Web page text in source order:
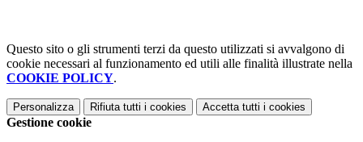
Questo sito o gli strumenti terzi da questo utilizzati si avvalgono di
cookie necessari al funzionamento ed utili alle finalità illustrate nella
COOKIE POLICY.
Personalizza Rifiuta tutti i cookies Accetta tutti i cookies
Gestione cookie